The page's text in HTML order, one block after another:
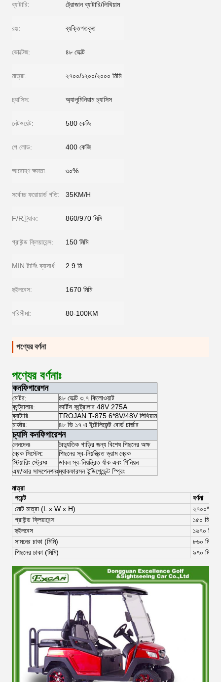
ব্যাটারি: ট্রোজান ব্যাটারি/লিথিয়াম
রঙ: ব্যক্তিগতকৃত
ভোল্টেজ: ৪৮ ভোল্ট
মাত্রা: ২৭০০/১২০০/২০০০ মিমি
চ্যাসিস: অ্যালুমিনিয়াম চ্যাসিস
নেটওয়েট: 580 কেজি
পে লোড: 400 কেজি
আরোহণ ক্ষমতা: ৩০%
সর্বোচ্চ ফরোয়ার্ড গতি: 35KM/H
F/R ট্র্যাক: 860/970 মিমি
গ্রাউন্ড ক্লিয়ারেন্স: 150 মিমি
MIN.টার্নিং ব্যাসার্ধ: 2.9 মি
হুইলবেস: 1670 মিমি
পরিসীমা: 80-100KM
পণ্যের বর্ণনা
পণ্যের বর্ণনাঃ
কনফিগারেশন
মোটর:
৪৮ ভোল্ট ৩.৭ কিলোওয়াট
কন্ট্রোলার:
কার্টিস কন্ট্রোলার 48V 275A
ব্যাটারি:
TROJAN T-875 6*8V/48V লিথিয়াম
চার্জার:
৪৮ ভি ১৭ এ ইন্টেলিজেন্ট বোর্ড চার্জার
চ্যাসি কনফিগারেশন
লেনদেনঃ
বৈদ্যুতিক গাড়ির জন্য বিশেষ পিছনের অক্ষ
ব্রেক সিস্টেম:
পিছনের স্ব-নিয়ন্ত্রিত ড্রাম ব্রেক
স্টিয়ারিং স্ট্রেমঃ
ডাবল স্ব-নিয়ন্ত্রিত র্যাক এবং পিনিয়ন
এফ/আর সাসপেনশনঃম্যাকফারসন ইন্ডিপেন্ডেন্ট স্প্রিং
মাত্রা
পয়েন্ট
বর্ণনা
মোট মাত্রা (L x W x H)
গ্রাউন্ড ক্লিয়ারেন্স
১৫০ মিমি
হুইলবেস
১৬৭০ মিমি
সামনের চাকা (মিমি)
৮৬০ মিমি
পিছনের চাকা (মিমি)
৯৭০ মিমি